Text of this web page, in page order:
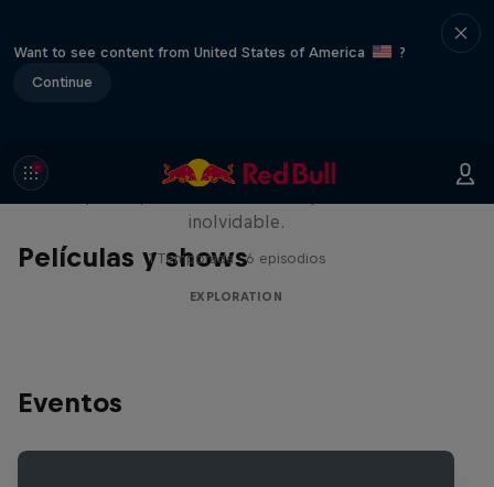
Want to see content from United States of America
?
Continue
Películas y shows
Rob Warner’s Wild Rides
inolvidable.
1 Temporada · 6 episodios
EXPLORATION
Eventos